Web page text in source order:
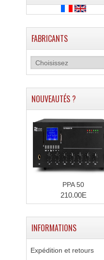
FABRICANTS
NOUVEAUTÉS ?
PPA 50
210.00E
INFORMATIONS
Expédition et retours